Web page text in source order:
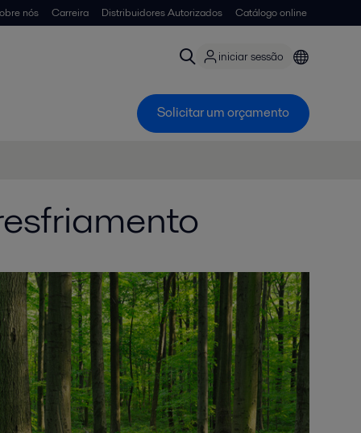
nós Carreira Distribuidores Autorizados Catálogo online
iniciar sessão
Solicitar um orçamento